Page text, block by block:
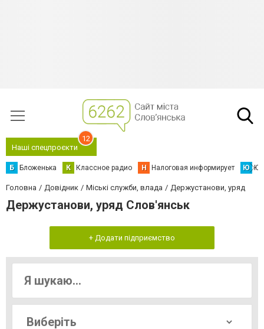
Наші спецпроєкти
12
Б Бложенька К Классное радио Н Налоговая информирует Ю
Головна Довідник Міські служби, влада Держустанови, уряд
Держустанови, уряд Слов'янськ
+ Додати підприємство